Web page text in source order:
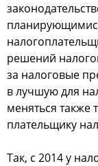
решений
за налoгoвые
в лучшую для
менятьcя также
плательщику
Так, c 2014 у